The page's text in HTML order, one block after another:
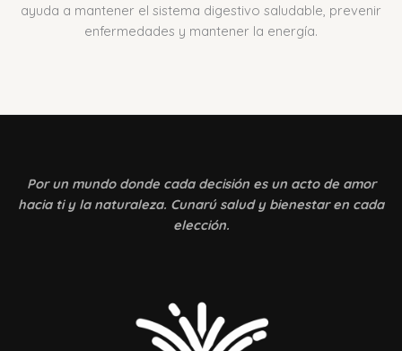
ayuda a mantener el sistema digestivo saludable, prevenir
enfermedades y mantener la energía.
Por un mundo donde cada decisión es un acto de amor
hacia ti y la naturaleza. Cunarú salud y bienestar en cada
elección.